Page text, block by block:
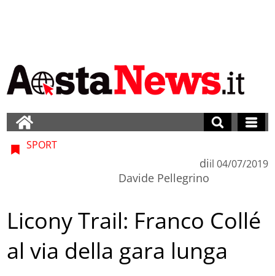
SPORT
di
Davide Pellegrino
il 04/07/2019
Licony Trail: Franco Collé
al via della gara lunga